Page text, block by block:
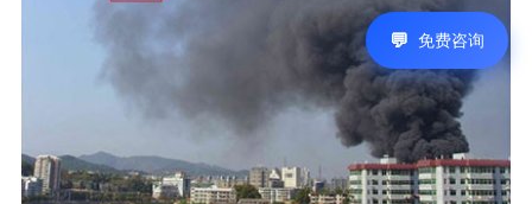
免费咨询